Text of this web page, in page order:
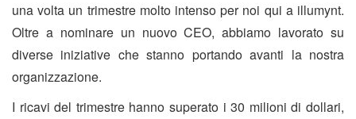
una volta un trimestre molto intenso per noi qui a illumynt.
Oltre a nominare un nuovo CEO, abbiamo lavorato su
diverse iniziative che stanno portando avanti la nostra
organizzazione.
I ricavi del trimestre hanno superato i 30 milioni di dollari,